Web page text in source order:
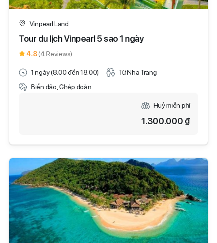
Vinpearl Land
Tour du lịch Vinpearl 5 sao 1 ngày
4.8(4 Reviews)
1 ngày (8:00 đến 18:00)
Từ Nha Trang
Biển đảo, Ghép đoàn
Huỷ miễn phí
1.300.000 ₫